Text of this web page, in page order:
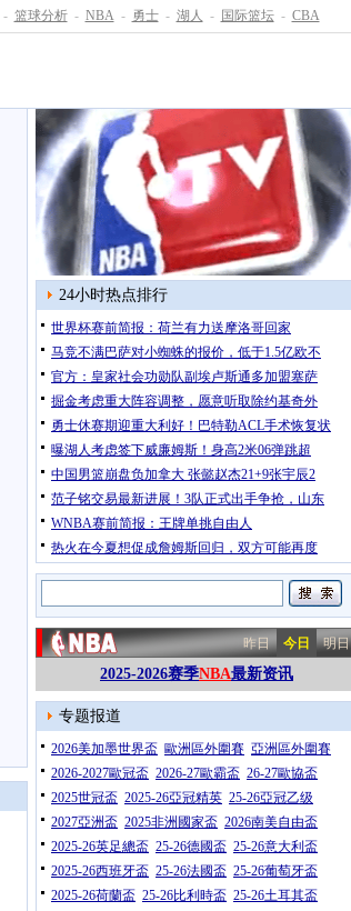
- 篮球分析 - NBA - 勇士 - 湖人 - 国际篮坛 - CBA
24小时热点排行
世界杯赛前简报：荷兰有力送摩洛哥回家
马竞不满巴萨对小蜘蛛的报价，低于1.5亿欧不
官方：皇家社会功勋队副埃卢斯通多加盟塞萨
掘金考虑重大阵容调整，愿意听取除约基奇外
勇士休赛期迎重大利好！巴特勒ACL手术恢复状
曝湖人考虑签下威廉姆斯！身高2米06弹跳超
中国男篮崩盘负加拿大 张懿赵杰21+9张宇辰2
范子铭交易最新进展！3队正式出手争抢，山东
WNBA赛前简报：王牌单挑自由人
热火在今夏想促成詹姆斯回归，双方可能再度
昨日 今日 明日
2025-2026赛季NBA最新资讯
专题报道
2026美加墨世界盃 歐洲區外圍賽 亞洲區外圍賽
2026-2027歐冠盃 2026-27歐霸盃 26-27歐協盃
2025世冠盃 2025-26亞冠精英 25-26亞冠乙级
2027亞洲盃 2025非洲國家盃 2026南美自由盃
2025-26英足總盃 25-26德國盃 25-26意大利盃
2025-26西班牙盃 25-26法國盃 25-26葡萄牙盃
2025-26荷蘭盃 25-26比利時盃 25-26土耳其盃